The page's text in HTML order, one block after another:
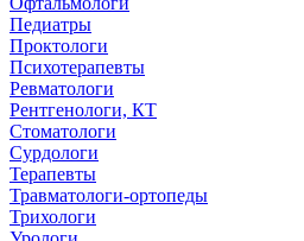
Педиатры
Проктологи
Психотерапевты
Ревматологи
Рентгенологи, КТ
Стоматологи
Сурдологи
Терапевты
Травматологи-ортопеды
Трихологи